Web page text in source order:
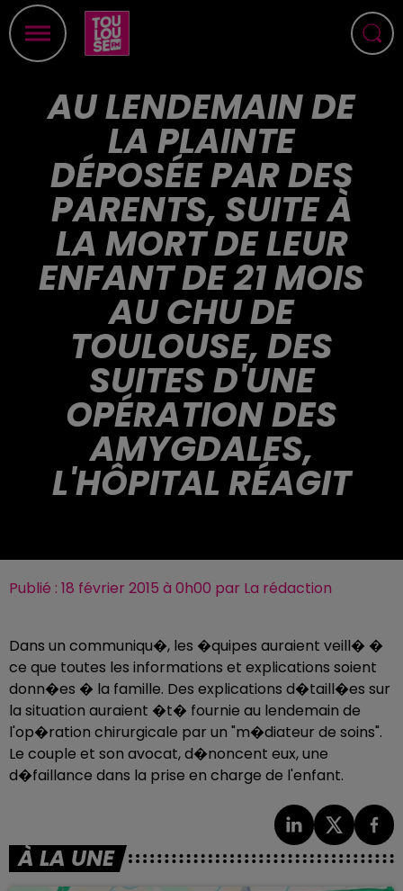
AU LENDEMAIN DE
LA PLAINTE
DÉPOSÉE PAR DES
PARENTS, SUITE À
LA MORT DE LEUR
ENFANT DE 21 MOIS
AU CHU DE
TOULOUSE, DES
SUITES D'UNE
OPÉRATION DES
AMYGDALES,
L'HÔPITAL RÉAGIT
Publié : 18 février 2015 à 0h00 par La rédaction
Dans un communiqu�, les �quipes auraient veill� �
ce que toutes les informations et explications soient
donn�es � la famille. Des explications d�taill�es sur
la situation auraient �t� fournie au lendemain de
l'op�ration chirurgicale par un "m�diateur de soins".
Le couple et son avocat, d�noncent eux, une
d�faillance dans la prise en charge de l'enfant.
À LA UNE